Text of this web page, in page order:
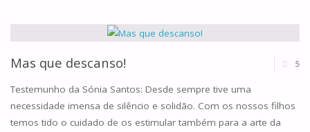
Mas que descanso! 5
Testemunho da Sónia Santos: Desde sempre tive uma
necessidade imensa de silêncio e solidão. Com os nossos filhos
temos tido o cuidado de os estimular também para a arte da